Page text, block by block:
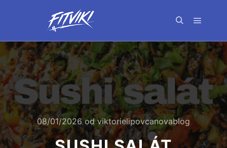
08/01/2026odviktorielipovcanovablog